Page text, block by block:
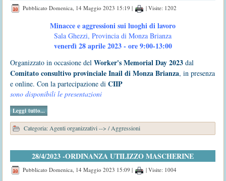
Pubblicato Domenica, 14 Maggio 2023 15:19 | | Visite: 1202
Minacce e aggressioni sui luoghi di lavoro
Sala Ghezzi, Provincia di Monza Brianza
venerdì 28 aprile 2023 - ore 9:00-13:00
Organizzato in occasione del Worker's Memorial Day 2023dal
Comitato consultivo provinciale Inail di Monza Brianza, in presenza
e online. Con la partecipazione diCIIP
sono disponibili le presentazioni
Leggi tutto...
Categoria: Agenti organizzativi --> /Aggressioni
28/4/2023 -ORDINANZA UTILIZZO MASCHERINE
Pubblicato Domenica, 14 Maggio 2023 15:09 | | Visite: 1004